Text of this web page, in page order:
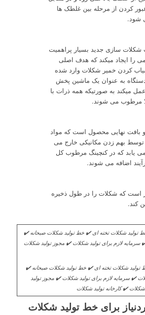
کردن از مرحله بین غلطک ها
شود.
سازی جدید بسیار پراهمیت
را ایجاد میکند که هدف اصلی
کردن خمیر شکلات وارد شده
به عنوان یک ماشین پخش
میکند به صورتیکه همه ذرات با
مرطوب می شوند.
بافت نهایی محصول است که مواد
توسط بهم زدن مکانیکی خارج می
یابد که در کنچینگ مرطوب کل
اضافه می شوند.
است که شکلات را در طول ذخیره
کند.
شکلات تخته ای ✔️ خط تولید شکلات صبحانه ✔️
✔️ سرمایه لازم برای تولید شکلات ✔️ مجوز تولید
شکلات ✔️ کارخانه تولید شکلات
برای خط تولید شکلات